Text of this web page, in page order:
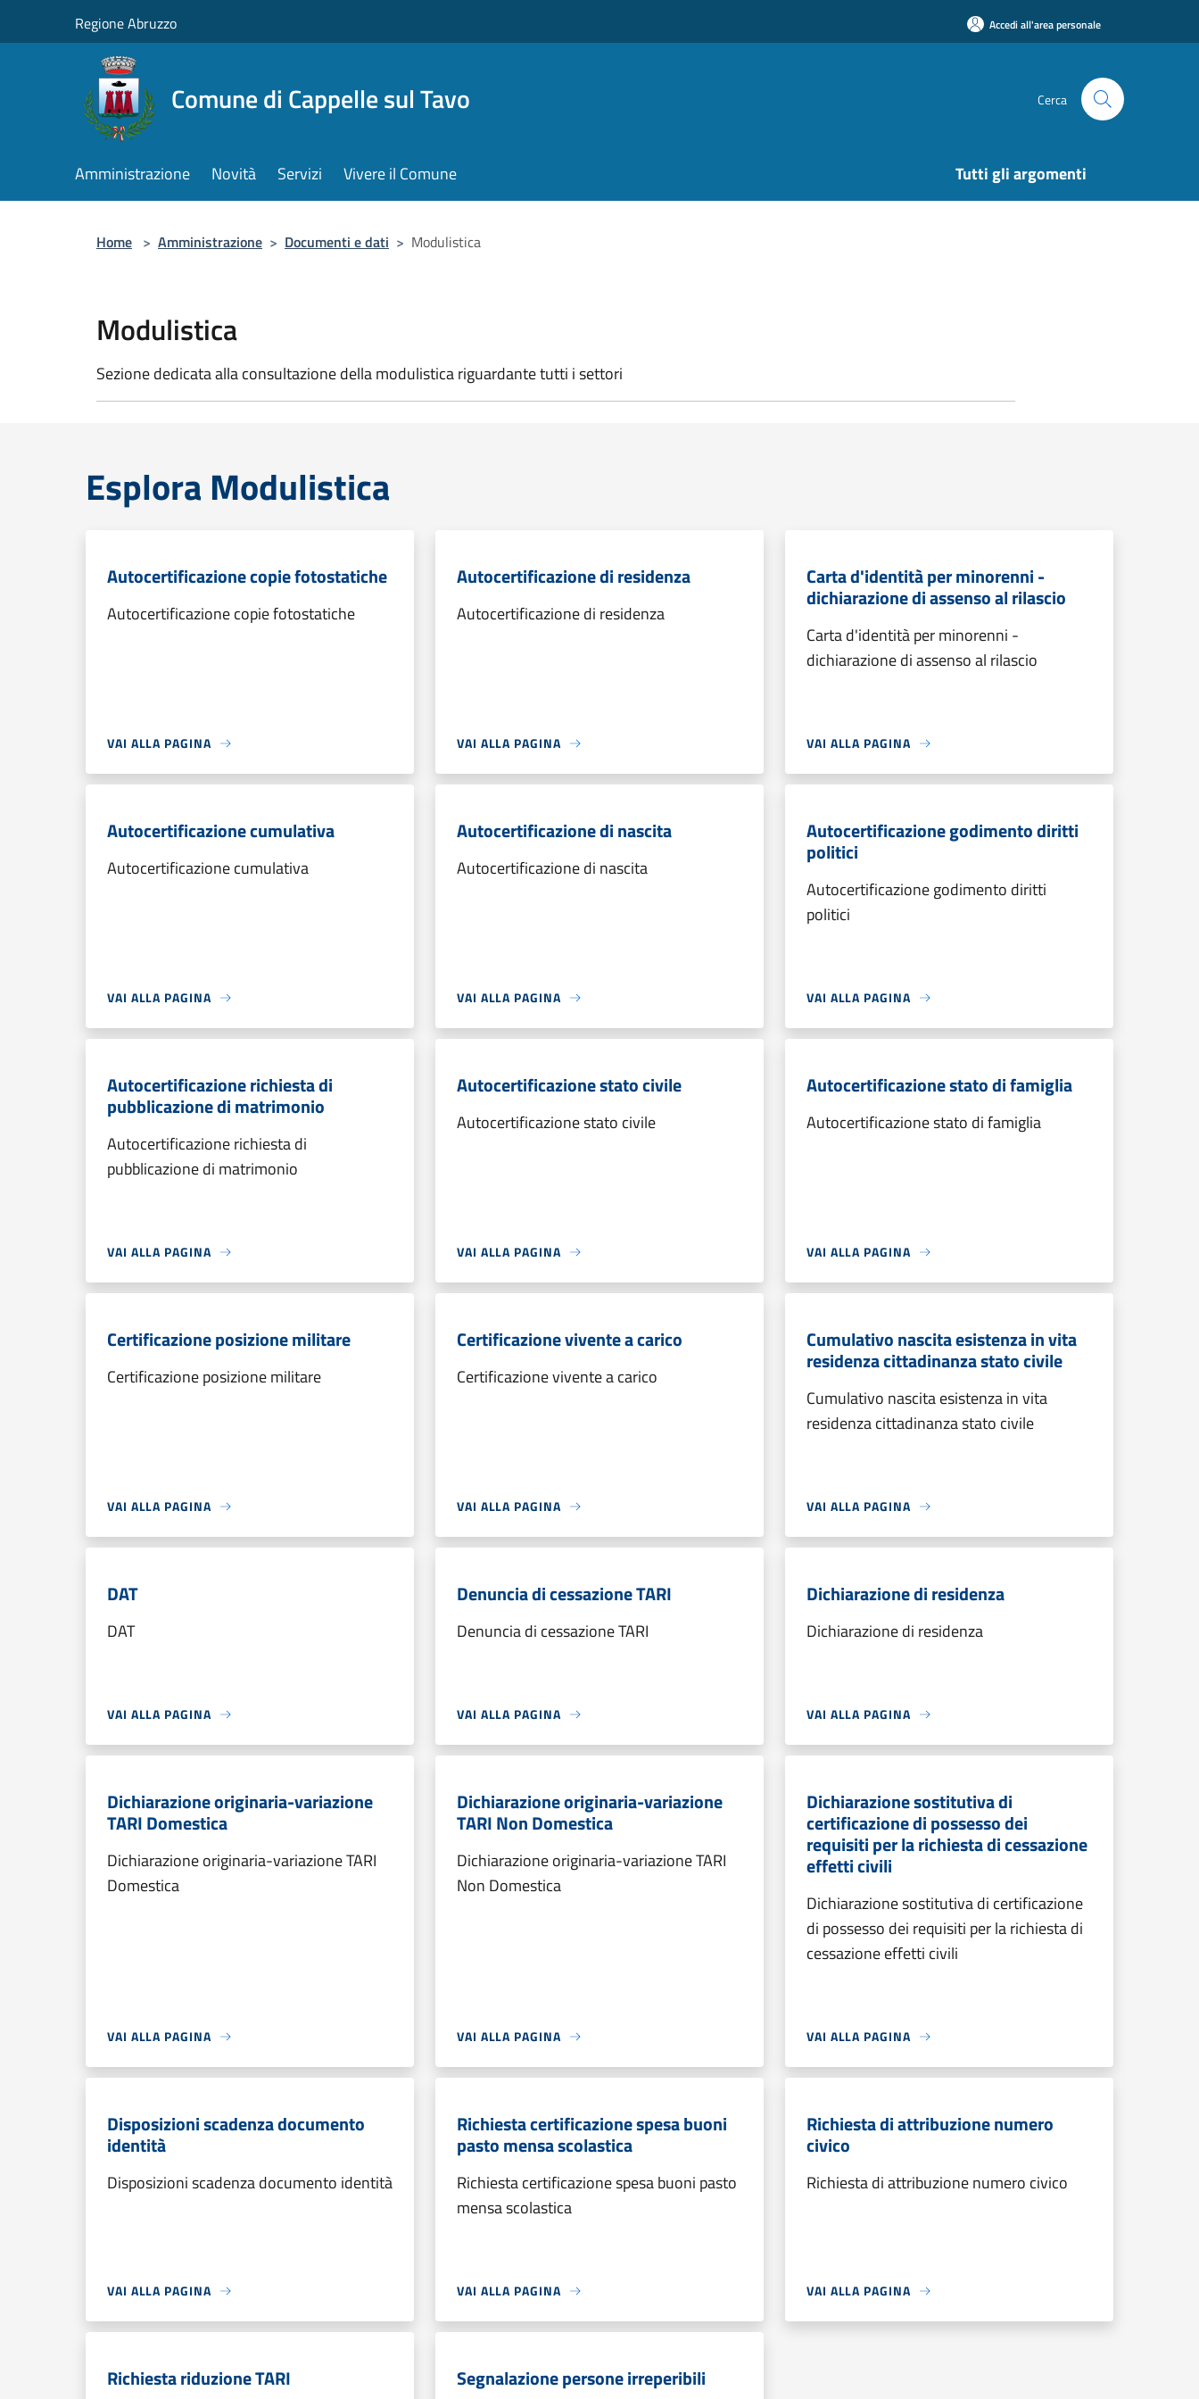
Regione Abruzzo Accedi all'area personale
Comune di Cappelle sul Tavo Cerca
Amministrazione Novità Servizi Vivere il Comune Tutti gli argomenti
Home > Amministrazione > Documenti e dati > Modulistica
Modulistica
Sezione dedicata alla consultazione della modulistica riguardante tutti i settori
Esplora Modulistica
Autocertificazione copie fotostatiche
Autocertificazione copie fotostatiche
VAI ALLA PAGINA
Autocertificazione di residenza
Autocertificazione di residenza
VAI ALLA PAGINA
Carta d'identità per minorenni -
dichiarazione di assenso al rilascio
Carta d'identità per minorenni -
dichiarazione di assenso al rilascio
VAI ALLA PAGINA
Autocertificazione cumulativa
Autocertificazione cumulativa
VAI ALLA PAGINA
Autocertificazione di nascita
Autocertificazione di nascita
VAI ALLA PAGINA
Autocertificazione godimento diritti
politici
Autocertificazione godimento diritti
politici
VAI ALLA PAGINA
Autocertificazione richiesta di
pubblicazione di matrimonio
Autocertificazione richiesta di
pubblicazione di matrimonio
VAI ALLA PAGINA
Autocertificazione stato civile
Autocertificazione stato civile
VAI ALLA PAGINA
Autocertificazione stato di famiglia
Autocertificazione stato di famiglia
VAI ALLA PAGINA
Certificazione posizione militare
Certificazione posizione militare
VAI ALLA PAGINA
Certificazione vivente a carico
Certificazione vivente a carico
VAI ALLA PAGINA
Cumulativo nascita esistenza in vita
residenza cittadinanza stato civile
Cumulativo nascita esistenza in vita
residenza cittadinanza stato civile
VAI ALLA PAGINA
DAT
DAT
VAI ALLA PAGINA
Denuncia di cessazione TARI
Denuncia di cessazione TARI
VAI ALLA PAGINA
Dichiarazione di residenza
Dichiarazione di residenza
VAI ALLA PAGINA
Dichiarazione originaria-variazione
TARI Domestica
Dichiarazione originaria-variazione TARI
Domestica
VAI ALLA PAGINA
Dichiarazione originaria-variazione
TARI Non Domestica
Dichiarazione originaria-variazione TARI
Non Domestica
VAI ALLA PAGINA
Dichiarazione sostitutiva di
certificazione di possesso dei
requisiti per la richiesta di cessazione
effetti civili
Dichiarazione sostitutiva di certificazione
di possesso dei requisiti per la richiesta di
cessazione effetti civili
VAI ALLA PAGINA
Disposizioni scadenza documento
identità
Disposizioni scadenza documento identità
VAI ALLA PAGINA
Richiesta certificazione spesa buoni
pasto mensa scolastica
Richiesta certificazione spesa buoni pasto
mensa scolastica
VAI ALLA PAGINA
Richiesta di attribuzione numero
civico
Richiesta di attribuzione numero civico
VAI ALLA PAGINA
Richiesta riduzione TARI Segnalazione persone irreperibili